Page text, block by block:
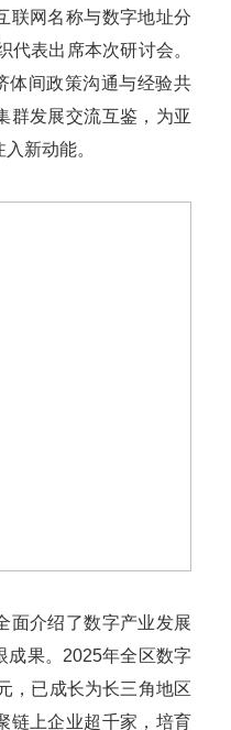
联网名称与数字地址分
代表出席本次研讨会。
体间政策沟通与经验共
群发展交流互鉴，为亚
新动能。
介绍了数字产业发展
成果。2025年全区数字
，已成长为长三角地区
链上企业超千家，培育